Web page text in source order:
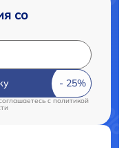
со
c политикой